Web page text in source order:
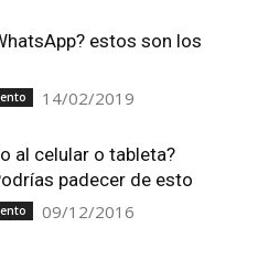
estos son los
14/02/2019
al celular o tableta?
padecer de esto
09/12/2016